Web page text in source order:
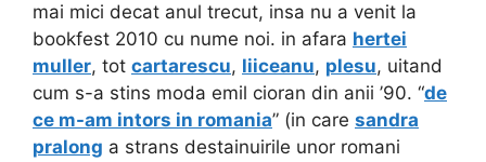
mai mici decat anul trecut, insa nu a venit la
bookfest 2010 cu nume noi. in afara hertei
muller, tot cartarescu, liiceanu, plesu, uitand
cum s-a stins moda emil cioran din anii ’90. “de
ce m-am intors in romania” (in care sandra
pralong a strans destainuirile unor romani